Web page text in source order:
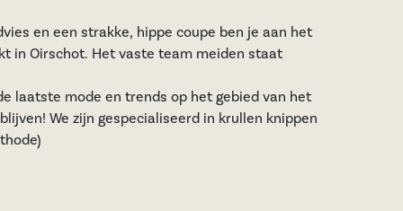
en een strakke, hippe coupe ben je aan het
in Oirschot. Het vaste team meiden staat
laatste mode en trends op het gebied van het
We zijn gespecialiseerd in krullen knippen